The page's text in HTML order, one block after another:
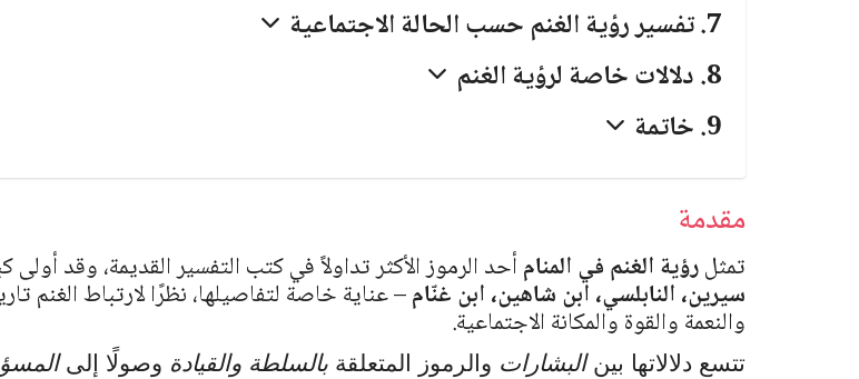
تفسير رؤية الغنم حسب الحالة الاجتماعية
دلالات خاصة لرؤية الغنم
خاتمة
مقدمة
تمثلرؤية الغنم في المنامأحد الرموز الأكثر تداولاً في كتب التفسير القديمة، وقد أولى
سيرين، النابلسي، ابن شاهين، ابن غنّام– عناية خاصة لتفاصيلها، نظرًا لارتباط الغنم
والنعمة والقوة والمكانة الاجتماعية.
تتسع دلالاتها بينالبشارات والرموز المتعلقة بالسلطة والقيادة وصولًا إلى